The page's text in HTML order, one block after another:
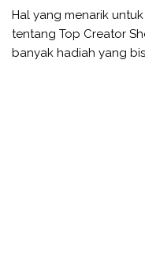
Hal yang menarik
tentang Top Creator
banyak hadiah yang